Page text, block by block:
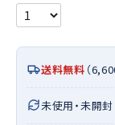
送料無料 （
未使用・未開